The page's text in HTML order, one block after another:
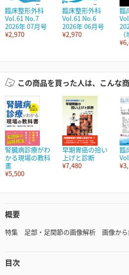
臨床整形外科
Vol.61 No.7
2026年 07月号
¥2,970
臨床整形外科
Vol.61 No.6
2026年 06月号
¥2,970
臨
この商品を買った人は、こんな
腎臓病診療がわ
かる現場の教科
書
¥5,500
早期胃癌の拾い
上げと診断
¥7,480
臨
概要
特集 足部・足関節の画像解析 画像から
目次